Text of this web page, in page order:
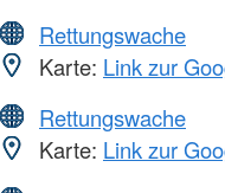
Rettungswache
Karte: Link zur
Rettungswache
Karte: Link zur